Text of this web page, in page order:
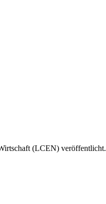
(LCEN) veröffentlicht.